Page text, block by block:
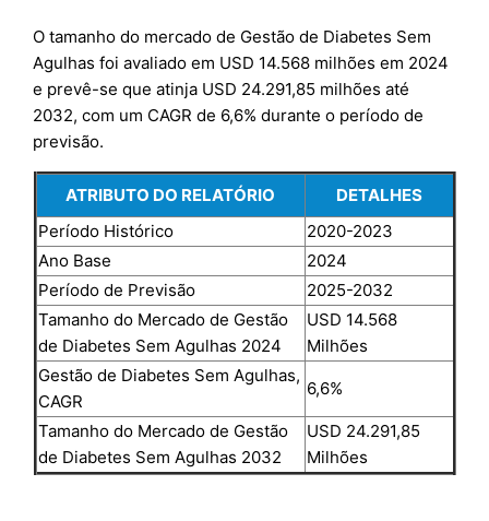
O tamanho do mercado de Gestão de Diabetes Sem
Agulhas foi avaliado em USD 14.568 milhões em 2024
e prevê-se que atinja USD 24.291,85 milhões até
2032, com um CAGR de 6,6% durante o período de
previsão.
ATRIBUTO DO RELATÓRIO
DETALHES
Período Histórico
2020-2023
Ano Base
2024
Período de Previsão
2025-2032
Tamanho do Mercado de Gestão
de Diabetes Sem Agulhas 2024
USD 14.568
Milhões
Gestão de Diabetes Sem Agulhas,
CAGR
6,6%
Tamanho do Mercado de Gestão
de Diabetes Sem Agulhas 2032
USD 24.291,85
Milhões